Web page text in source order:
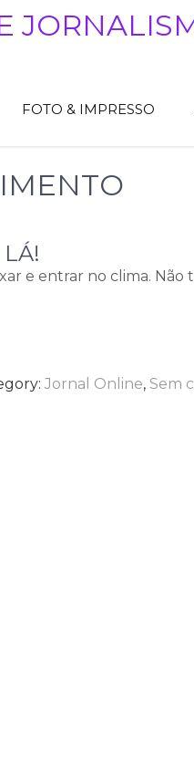
FOTO & IMPRESSO
LÁ!
e entrar no clima. Não
Jornal Online, Sem